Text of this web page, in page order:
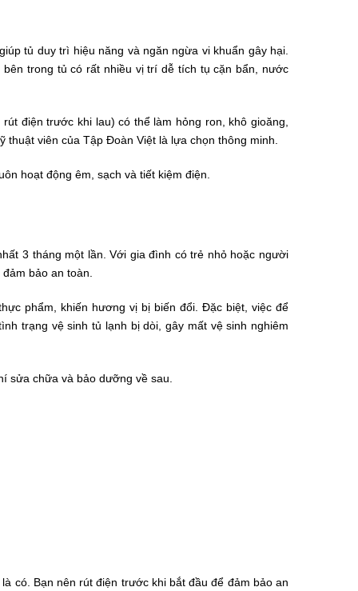
tủ duy trì hiệu năng và ngăn ngừa vi khuẩn gây hại.
trong tủ có rất nhiều vị trí dễ tích tụ cặn bẩn, nước
điện trước khi lau) có thể làm hỏng ron, khô gioăng,
viên của Tập Đoàn Việt là lựa chọn thông minh.
hoạt động êm, sạch và tiết kiệm điện.
3 tháng một lần. Với gia đình có trẻ nhỏ hoặc người
bảo an toàn.
phẩm, khiến hương vị bị biến đổi. Đặc biệt, việc để
trạng vệ sinh tủ lạnh bị dòi, gây mất vệ sinh nghiêm
sửa chữa và bảo dưỡng về sau.
có. Bạn nên rút điện trước khi bắt đầu để đảm bảo an